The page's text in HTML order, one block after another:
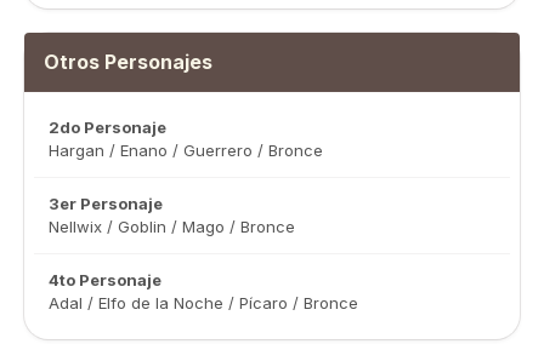
Otros Personajes
2do Personaje
Hargan / Enano / Guerrero / Bronce
3er Personaje
Nellwix / Goblin / Mago / Bronce
4to Personaje
Adal / Elfo de la Noche / Pícaro / Bronce